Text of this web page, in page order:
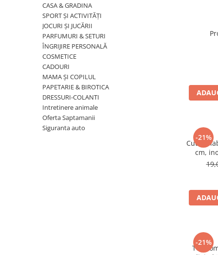
CASA & GRADINA
SPORT ȘI ACTIVITĂȚI
JOCURI ȘI JUCĂRII
PARFUMURI & SETURI
ÎNGRIJIRE PERSONALĂ
COSMETICE
CADOURI
MAMA ȘI COPILUL
PAPETARIE & BIROTICA
DRESSURI-COLANTI
Intretinere animale
Oferta Saptamanii
Siguranta auto
-21%
Cutit
cm,
-21%